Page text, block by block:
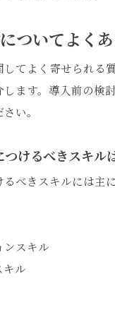
ついてよく
してよく寄せられる
ます。導入前の検討
い。
けるべきスキル
べきスキルには主
ンスキル
キル